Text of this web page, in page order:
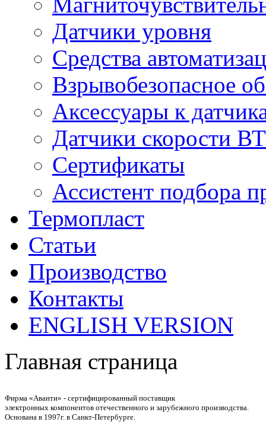
Датчики уровня
Средства
Взрывобезопасное
Аксессуары к
Датчики скорости
Сертификаты
Ассистент подбора
Термопласт
Статьи
Производство
Контакты
ENGLISH VERSION
Главная страница
Фирма «Аванти» - сертифицированный поставщик
электронных компонентов отечественного и зарубежного производства.
Основана в 1997г. в Санкт-Петербурге.